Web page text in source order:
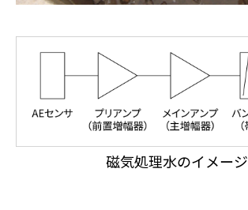
磁気処理水のイメージ